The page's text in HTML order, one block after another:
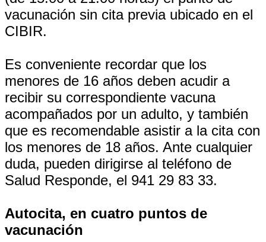
vacunación sin cita previa ubicado en el
CIBIR.
Es conveniente recordar que los
menores de 16 años deben acudir a
recibir su correspondiente vacuna
acompañados por un adulto, y también
que es recomendable asistir a la cita con
los menores de 18 años. Ante cualquier
duda, pueden dirigirse al teléfono de
Salud Responde, el 941 29 83 33.
Autocita, en cuatro puntos de
vacunación